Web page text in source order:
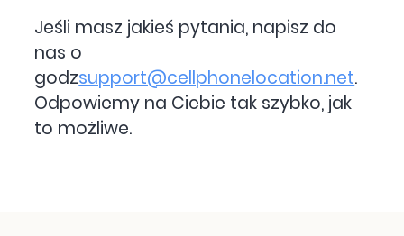
Jeśli masz jakieś pytania, napisz do
nas o
godzsupport@cellphonelocation.net.
Odpowiemy na Ciebie tak szybko, jak
to możliwe.